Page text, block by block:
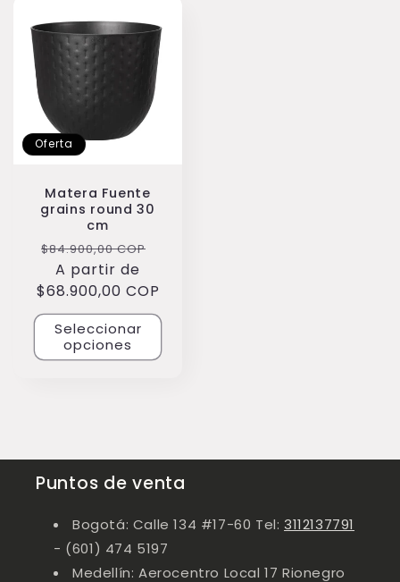
Oferta
Matera Fuente
grains round 30
cm
Precio
habitual
$84.900,00 COP
oferta
A partir de
$68.900,00 COP
Seleccionar
opciones
Puntos de venta
Bogotá: Calle 134 #17-60 Tel:3112137791
- (601) 474 5197
Medellín: Aerocentro Local 17 Rionegro